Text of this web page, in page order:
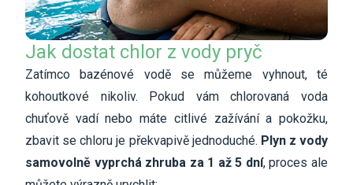
Jak dostat chlor z vody pryč
Zatímco bazénové vodě se můžeme vyhnout, té
kohoutkové nikoliv. Pokud vám chlorovaná voda
chuťově vadí nebo máte citlivé zažívání a pokožku,
zbavit se chloru je překvapivě jednoduché. Plyn z vody
samovolně vyprchá zhruba za 1 až 5 dní, proces ale